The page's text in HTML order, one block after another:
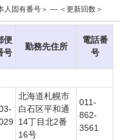
人固有番号＞ ― ＜更新回数＞
便
号
勤務先住所
電話番
号
北海道札幌市
白石区平和通
14丁目北2番
16号
011-
862-
3561